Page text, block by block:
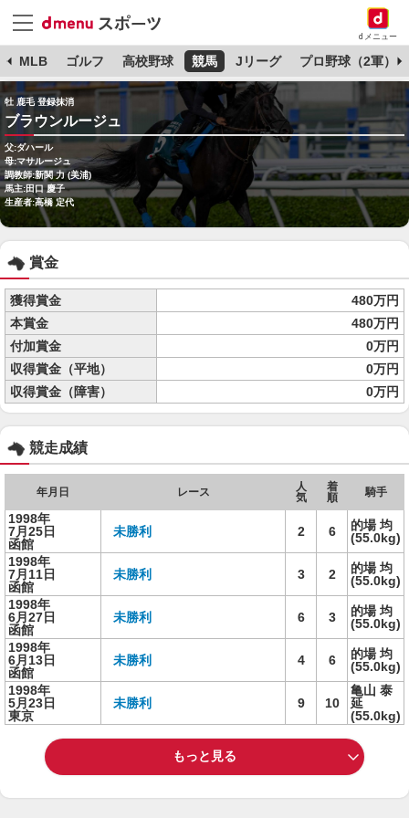
dメニュー
MLB ゴルフ 高校野球 競馬 Jリーグ プロ野球（2軍）
牡 鹿毛 登録抹消
ブラウンルージュ
父:ダハール
母:マサルージュ
調教師:新関 力 (美浦)
馬主:田口 慶子
生産者:高橋 定代
賞金
獲得賞金
480万円
本賞金
480万円
付加賞金
0万円
収得賞金（平地）
0万円
収得賞金（障害）
0万円
競走成績
年月日 レース
人
気
着
順
騎手
1998年
7月25日
函館
未勝利 2 6
的場 均
(55.0kg)
1998年
7月11日
函館
未勝利 3 2
的場 均
(55.0kg)
1998年
6月27日
函館
未勝利 6 3
的場 均
(55.0kg)
1998年
6月13日
函館
未勝利 4 6
的場 均
(55.0kg)
1998年
5月23日
東京
未勝利 9 10
亀山 泰
延
(55.0kg)
もっと見る